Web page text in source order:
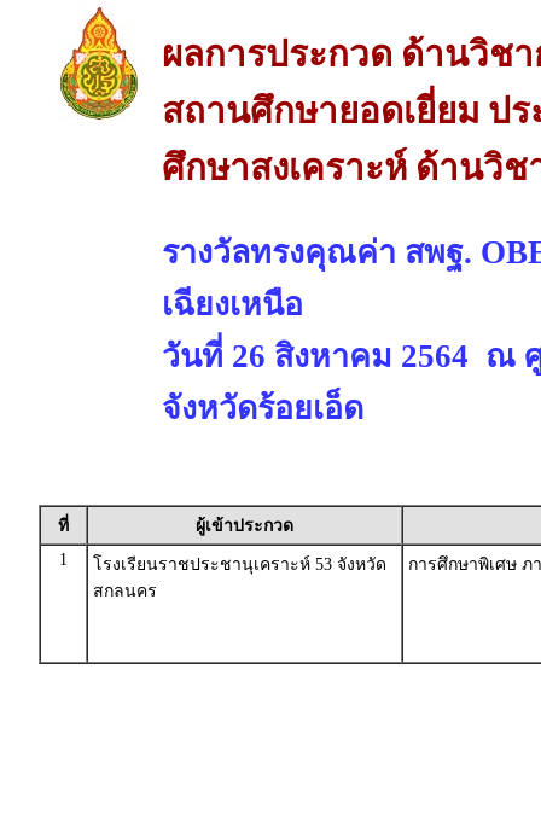
ผลการประกวด ด้านวิชา
สถานศึกษายอดเยี่ยม ปร
ศึกษาสงเคราะห์ ด้านวิช
รางวัลทรงคุณค่า สพฐ.
เฉียงเหนือ
วันที่ 26 สิงหาคม 2564 ณ
จังหวัดร้อยเอ็ด
ที่
ผู้เข้าประกวด
1
โรงเรียนราชประชานุเคราะห์ 53 จังหวัด
สกลนคร
การศึกษาพิเศษ ภ